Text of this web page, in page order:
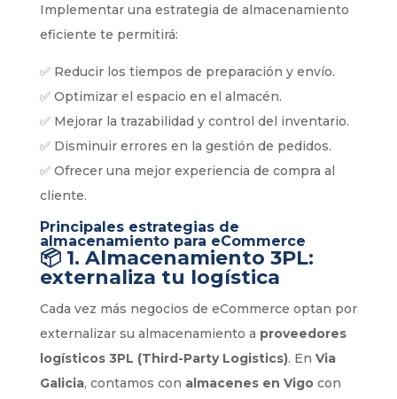
Implementar una estrategia de almacenamiento
eficiente te permitirá:
✅ Reducir los tiempos de preparación y envío.
✅ Optimizar el espacio en el almacén.
✅ Mejorar la trazabilidad y control del inventario.
✅ Disminuir errores en la gestión de pedidos.
✅ Ofrecer una mejor experiencia de compra al
cliente.
Principales estrategias de
almacenamiento para eCommerce
📦 1. Almacenamiento 3PL:
externaliza tu logística
Cada vez más negocios de eCommerce optan por
externalizar su almacenamiento a proveedores
logísticos 3PL (Third-Party Logistics). En Via
Galicia, contamos con almacenes en Vigocon